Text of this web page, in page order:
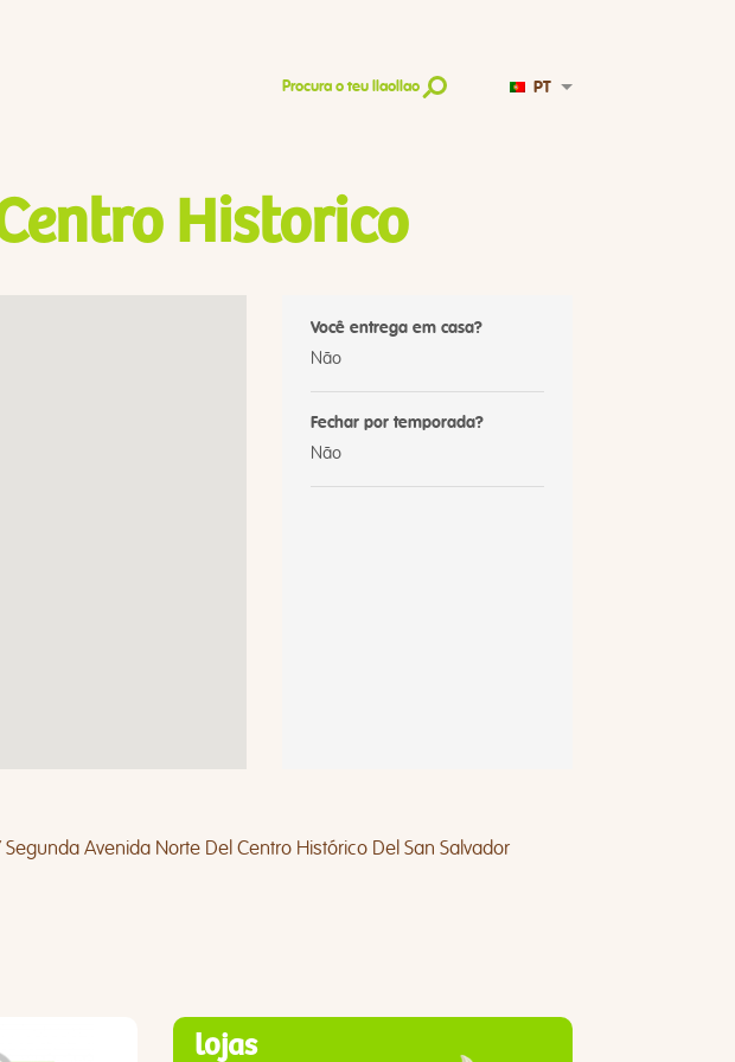
Procura o teu llaollao PT
Historico
Você entrega em casa?
Não
Fechar por temporada?
Não
Avenida Norte Del Centro Histórico Del San Salvador
lojas